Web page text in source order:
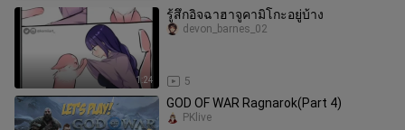
1:24
รู้สึกอิจฉาฮาจูคามิโกะอยู่บ้าง
5
devon_barnes_02
GOD OF WAR Ragnarok(Part 4)
PKlive